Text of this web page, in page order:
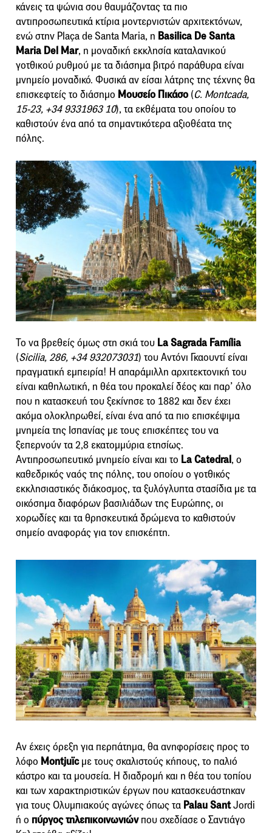
κάνεις τα ψώνια σου θαυμάζοντας τα πιο
αντιπροσωπευτικά κτίρια μοντερνιστών αρχιτεκτόνων,
ενώ στην Plaça de Santa Maria, η Basilica De Santa
Maria Del Mar, η μοναδική εκκλησία καταλανικού
γοτθικού ρυθμού με τα διάσημα βιτρό παράθυρα είναι
μνημείο μοναδικό. Φυσικά αν είσαι λάτρης της τέχνης θα
επισκεφτείς το διάσημο Μουσείο Πικάσο (C. Montcada,
15-23, +34 9331963 10), τα εκθέματα του οποίου το
καθιστούν ένα από τα σημαντικότερα αξιοθέατα της
πόλης.
Το να βρεθείς όμως στη σκιά του La Sagrada Família
(Sicilia, 286, +34 932073031) του Αντόνι Γκαουντί είναι
πραγματική εμπειρία! Η απαράμιλλη αρχιτεκτονική του
είναι καθηλωτική, η θέα του προκαλεί δέος και παρ’ όλο
που η κατασκευή του ξεκίνησε το 1882 και δεν έχει
ακόμα ολοκληρωθεί, είναι ένα από τα πιο επισκέψιμα
μνημεία της Ισπανίας με τους επισκέπτες του να
ξεπερνούν τα 2,8 εκατομμύρια ετησίως.
Αντιπροσωπευτικό μνημείο είναι και το La Catedral , ο
καθεδρικός ναός της πόλης, του οποίου ο γοτθικός
εκκλησιαστικός διάκοσμος, τα ξυλόγλυπτα στασίδια με τα
οικόσημα διαφόρων βασιλιάδων της Ευρώπης, οι
χορωδίες και τα θρησκευτικά δρώμενα το καθιστούν
σημείο αναφοράς για τον επισκέπτη.
Αν έχεις όρεξη για περπάτημα, θα ανηφορίσεις προς το
λόφο Montjuïcμε τους σκαλιστούς κήπους, το παλιό
κάστρο και τα μουσεία. Η διαδρομή και η θέα του τοπίου
και των χαρακτηριστικών έργων που κατασκευάστηκαν
για τους Ολυμπιακούς αγώνες όπως τα Palau SantJordi
ή ο πύργος τηλεπικοινωνιώνπου σχεδίασε ο Σαντιάγο